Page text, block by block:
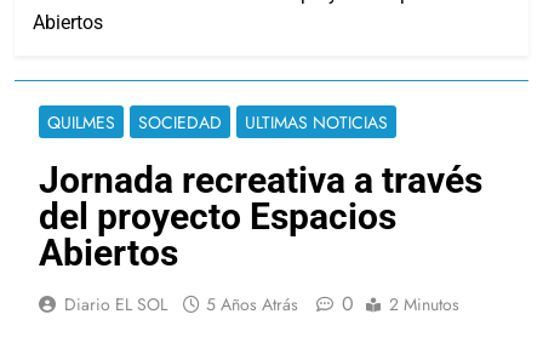
Abiertos
QUILMES SOCIEDAD ULTIMAS NOTICIAS
Jornada recreativa a través
del proyecto Espacios
Abiertos
Diario EL SOL 5 Años Atrás 0 2 Minutos